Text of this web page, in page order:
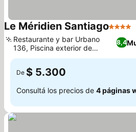
Le Méridien Santiago4
8,4
Restaurante y bar Urbano
136, Piscina exterior de
temporada
De $ 5.300
Consultá los precios de 4 páginas